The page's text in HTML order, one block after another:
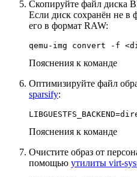
Скопируйте файл диска
Если диск сохранён не в
его в формат RAW:
qemu-img convert -f
Пояснения к команде
Оптимизируйте файл
sparsify:
Пояснения к команде
Очистите образ от
помощью утилиты virt-